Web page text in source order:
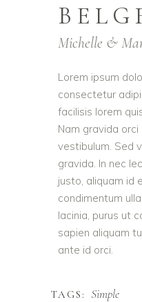
Michelle &
Lorem ipsum
consectetur
facilisis lorem
Nam gravida
vestibulum. Sed
gravida. In nec
justo, aliquam id
condimentum
lacinia, purus ut
sapien aliquam
ante id orci.
TAGS: Simple